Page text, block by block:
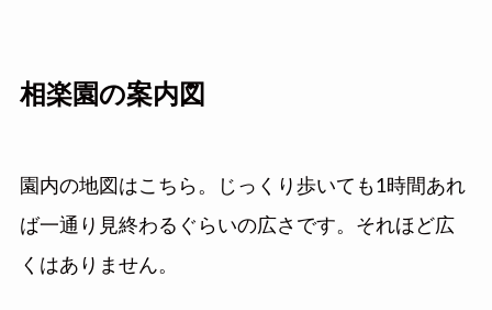
相楽園の案内図
園内の地図はこちら。じっくり歩いても1時間あれ
ば一通り見終わるぐらいの広さです。それほど広
くはありません。